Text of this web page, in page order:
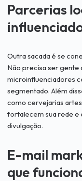
Parcerias
Outra sacada é se
Não precisa ser gente
microinfluenciadores
segmentado. Além
como cervejarias
fortalecem sua rede e
divulgação.
E-mail
que